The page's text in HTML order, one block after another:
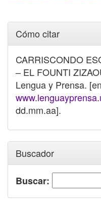
Cómo citar
CARRISCONDO
– EL FOUNTI
Lengua y Prensa.
dd.mm.aa].
Buscador
Buscar: